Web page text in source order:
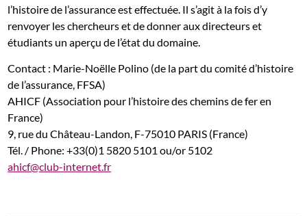
l’histoire de l’assurance est effectuée. Il s’agit à la fois d’y
renvoyer les chercheurs et de donner aux directeurs et
étudiants un aperçu de l’état du domaine.
Contact : Marie-Noëlle Polino (de la part du comité d’histoire
de l’assurance, FFSA)
AHICF (Association pour l’histoire des chemins de fer en
France)
9, rue du Château-Landon, F-75010 PARIS (France)
Tél. / Phone: +33(0)1 5820 5101 ou/or 5102
ahicf@club-internet.fr